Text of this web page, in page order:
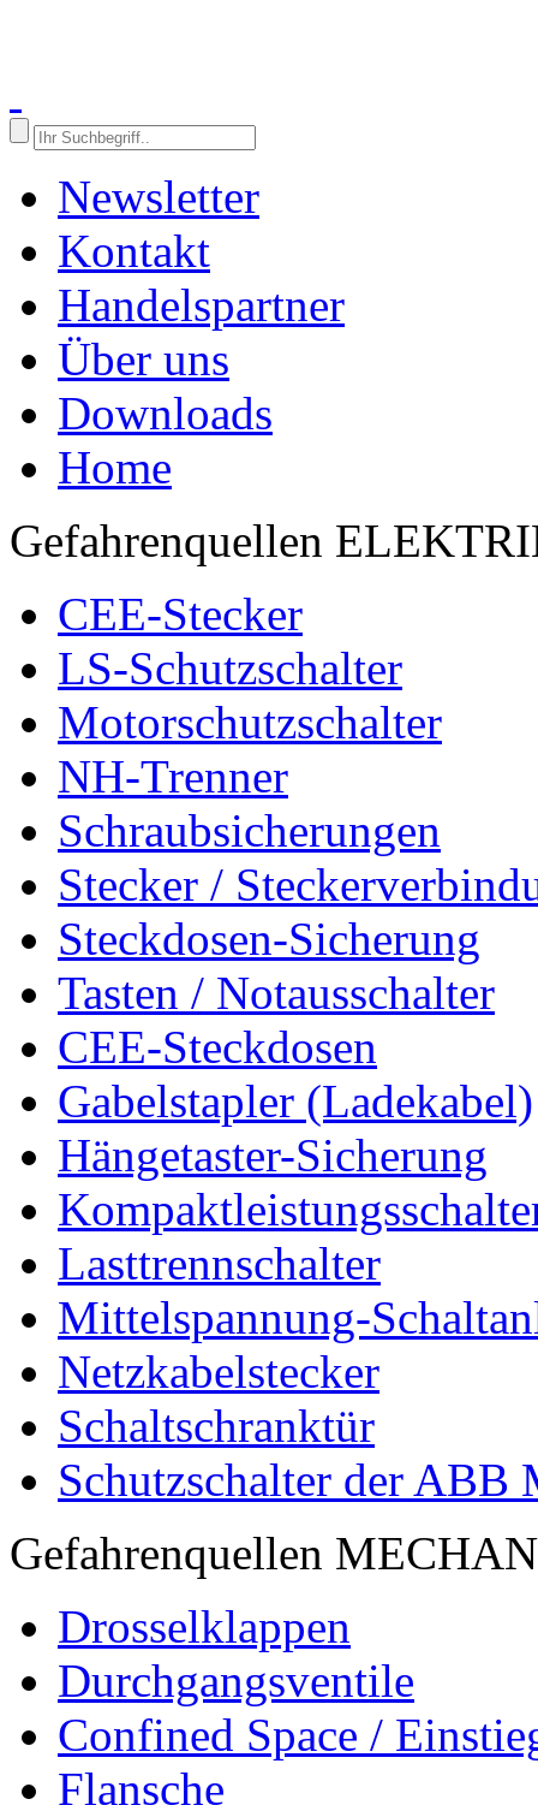
Newsletter
Kontakt
Handelspartner
Über uns
Downloads
Home
Gefahrenquellen
CEE-Stecker
LS-Schutzschalter
Motorschutzschalter
NH-Trenner
Schraubsicherungen
Stecker /
Steckdosen-Sicherung
Tasten / Notausschalter
CEE-Steckdosen
Gabelstapler (Ladekabel)
Hängetaster-Sicherung
Lasttrennschalter
Mittelspannung-
Netzkabelstecker
Schaltschranktür
Schutzschalter der ABB
Gefahrenquellen
Drosselklappen
Durchgangsventile
Confined Space /
Flansche